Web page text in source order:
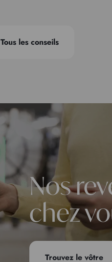
Tous les conseils
Nos
chez
Trouvez le vôtre